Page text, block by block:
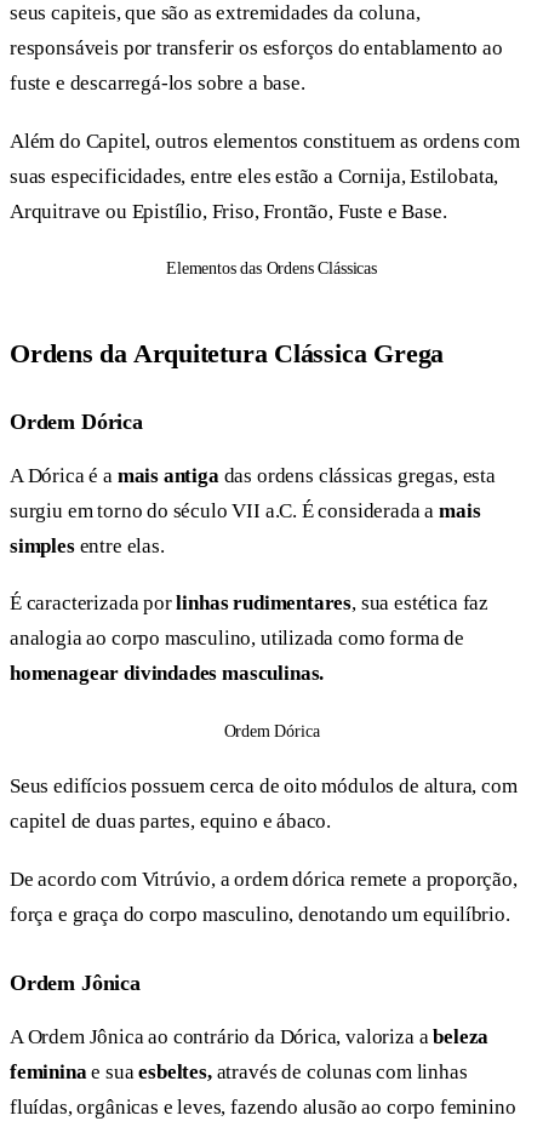
seus capiteis, que são as extremidades da coluna,
responsáveis por transferir os esforços do entablamento ao
fuste e descarregá-los sobre a base.
Além do Capitel, outros elementos constituem as ordens com
suas especificidades, entre eles estão a Cornija, Estilobata,
Arquitrave ou Epistílio, Friso, Frontão, Fuste e Base.
Elementos das Ordens Clássicas
Ordens da Arquitetura Clássica Grega
Ordem Dórica
A Dórica é a mais antiga das ordens clássicas gregas, esta
surgiu em torno do século VII a.C. É considerada amais
simplesentre elas.
É caracterizada porlinhas rudimentares, sua estética faz
analogia ao corpo masculino, utilizada como forma de
homenagear divindades masculinas.
Ordem Dórica
Seus edifícios possuem cerca de oito módulos de altura, com
capitel de duas partes, equino e ábaco.
De acordo com Vitrúvio, a ordem dórica remete a proporção,
força e graça do corpo masculino, denotando um equilíbrio.
Ordem Jônica
A Ordem Jônica ao contrário da Dórica, valoriza abeleza
femininae suaesbeltes,através de colunas com linhas
fluídas, orgânicas e leves, fazendo alusão ao corpo feminino